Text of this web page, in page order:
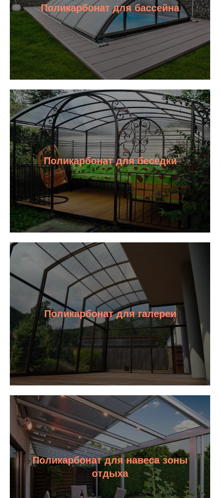
Поликарбонат для бассейна
Поликарбонат для беседки
Поликарбонат для галереи
Поликарбонат для навеса зоны
отдыха